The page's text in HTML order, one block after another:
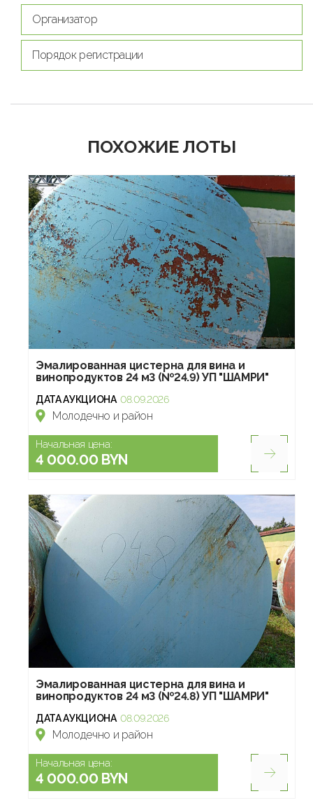
Организатор
Порядок регистрации
ПОХОЖИЕ ЛОТЫ
Эмалированная цистерна для вина и
винопродуктов 24 м3 (№24.9) УП "ШАМРИ"
ДАТА АУКЦИОНА 08.09.2026
Молодечно и район
Начальная цена:
4 000.00 BYN
Эмалированная цистерна для вина и
винопродуктов 24 м3 (№24.8) УП "ШАМРИ"
ДАТА АУКЦИОНА 08.09.2026
Молодечно и район
Начальная цена:
4 000.00 BYN